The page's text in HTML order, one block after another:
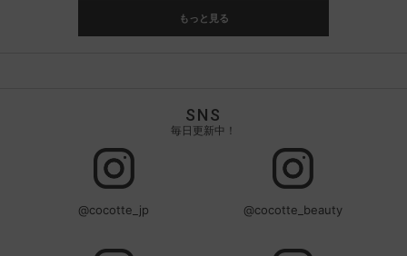
もっと見る
SNS
毎日更新中！
@cocotte_jp @cocotte_beauty